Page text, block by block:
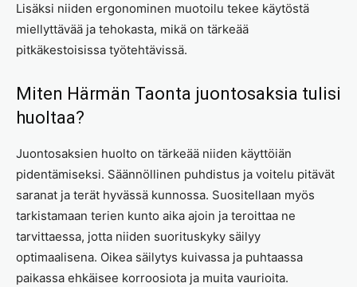
Lisäksi niiden ergonominen muotoilu tekee käytöstä
miellyttävää ja tehokasta, mikä on tärkeää
pitkäkestoisissa työtehtävissä.
Miten Härmän Taonta juontosaksia tulisi
huoltaa?
Juontosaksien huolto on tärkeää niiden käyttöiän
pidentämiseksi. Säännöllinen puhdistus ja voitelu pitävät
saranat ja terät hyvässä kunnossa. Suositellaan myös
tarkistamaan terien kunto aika ajoin ja teroittaa ne
tarvittaessa, jotta niiden suorituskyky säilyy
optimaalisena. Oikea säilytys kuivassa ja puhtaassa
paikassa ehkäisee korroosiota ja muita vaurioita.